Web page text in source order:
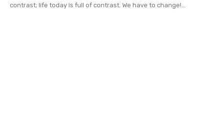
contrast; life today is full of contrast. We have to change!...